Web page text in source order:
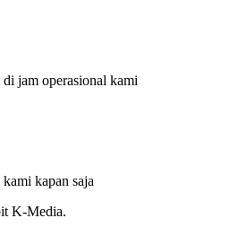
jam operasional kami
kapan saja
K-Media.